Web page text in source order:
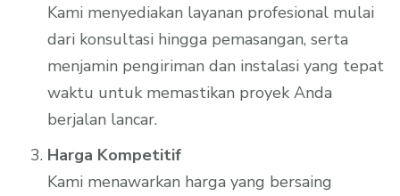
Kami menyediakan layanan profesional mulai
dari konsultasi hingga pemasangan, serta
menjamin pengiriman dan instalasi yang tepat
waktu untuk memastikan proyek Anda
berjalan lancar.
Harga Kompetitif
Kami menawarkan harga yang bersaing